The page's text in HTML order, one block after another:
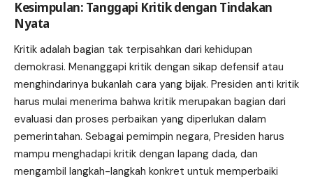
Kesimpulan: Tanggapi Kritik dengan Tindakan
Nyata
Kritik adalah bagian tak terpisahkan dari kehidupan
demokrasi. Menanggapi kritik dengan sikap defensif atau
menghindarinya bukanlah cara yang bijak. Presiden anti kritik
harus mulai menerima bahwa kritik merupakan bagian dari
evaluasi dan proses perbaikan yang diperlukan dalam
pemerintahan. Sebagai pemimpin negara, Presiden harus
mampu menghadapi kritik dengan lapang dada, dan
mengambil langkah-langkah konkret untuk memperbaiki